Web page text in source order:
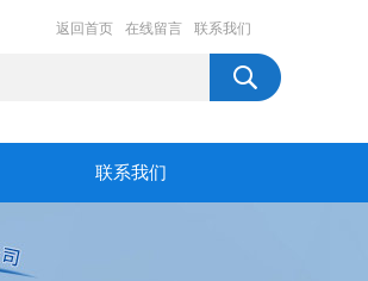
返回首页 在线留言 联系我们
联系我们